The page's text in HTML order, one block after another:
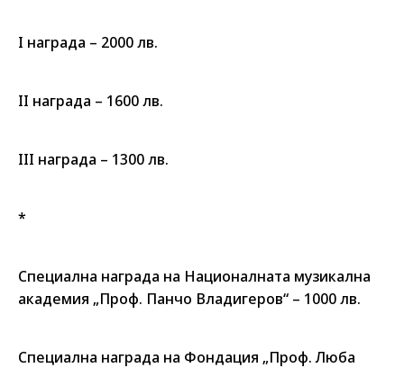
І награда – 2000 лв.
ІІ награда – 1600 лв.
ІІІ награда – 1300 лв.
*
Специална награда на Националната музикална
академия „Проф. Панчо Владигеров“ – 1000 лв.
Специална награда на Фондация „Проф. Люба